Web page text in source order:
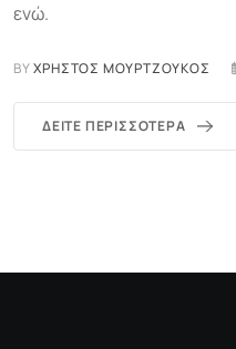
ενώ.
BYΧΡΉΣΤΟΣ ΜΟΥΡΤΖΟΎΚΟΣ
ΔΕΊΤΕ ΠΕΡΙΣΣΌΤΕΡΑ